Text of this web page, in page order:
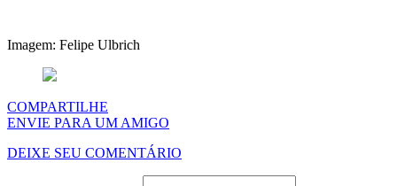
Imagem: Felipe Ulbrich
COMPARTILHE
ENVIE PARA UM AMIGO
DEIXE SEU COMENTÁRIO